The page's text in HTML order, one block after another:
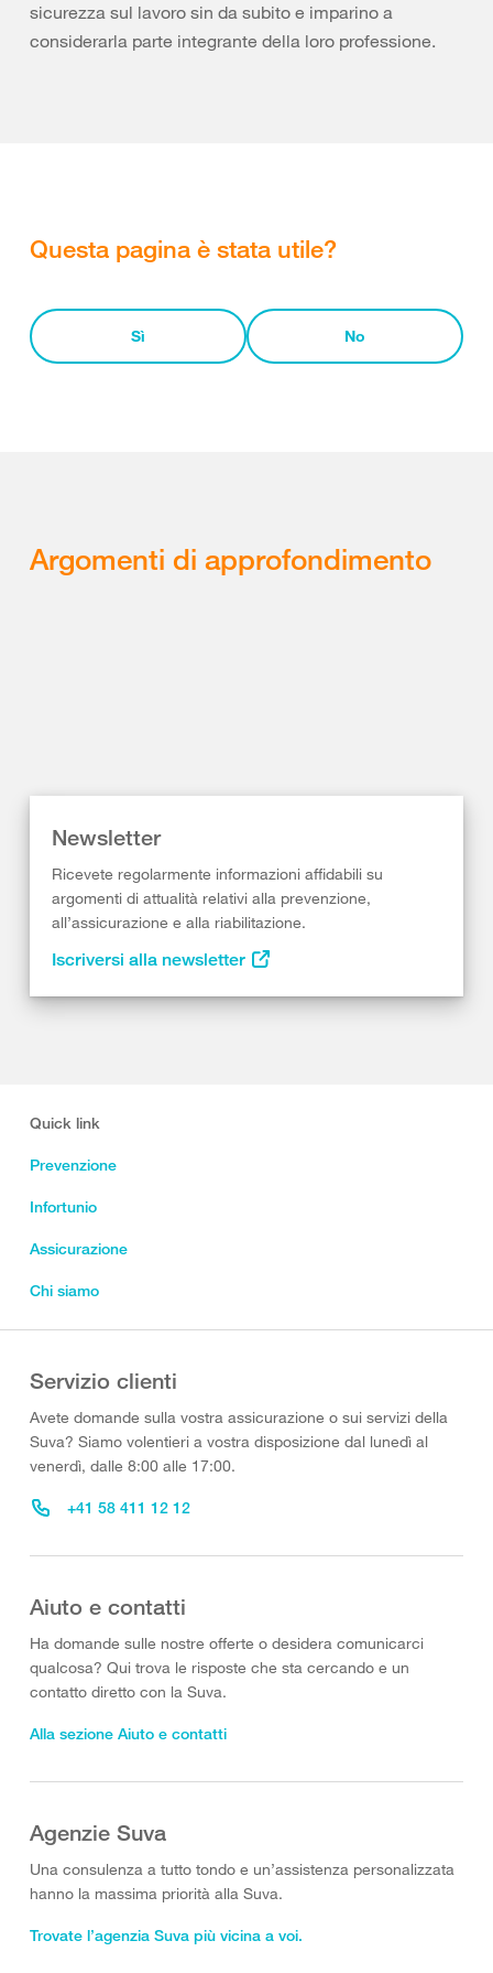
sicurezza sul lavoro sin da subito e imparino a
considerarla parte integrante della loro professione.
Questa pagina è stata utile?
Sì No
Argomenti di approfondimento
Newsletter
Ricevete regolarmente informazioni affidabili su
argomenti di attualità relativi alla prevenzione,
all’assicurazione e alla riabilitazione.
Iscriversi alla newsletter
Quick link
Prevenzione
Infortunio
Assicurazione
Chi siamo
Servizio clienti
Avete domande sulla vostra assicurazione o sui servizi della
Suva? Siamo volentieri a vostra disposizione dal lunedì al
venerdì, dalle 8:00 alle 17:00.
+41 58 411 12 12
Aiuto e contatti
Ha domande sulle nostre offerte o desidera comunicarci
qualcosa? Qui trova le risposte che sta cercando e un
contatto diretto con la Suva.
Alla sezione Aiuto e contatti
Agenzie Suva
Una consulenza a tutto tondo e un’assistenza personalizzata
hanno la massima priorità alla Suva.
Trovate l’agenzia Suva più vicina a voi.